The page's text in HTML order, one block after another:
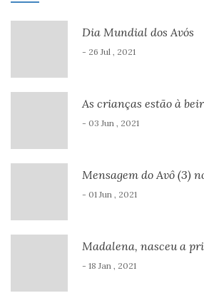
Dia Mundial dos Avós
- 26 Jul , 2021
As crianças estão à
- 03 Jun , 2021
Mensagem do Avô (3)
- 01 Jun , 2021
Madalena, nasceu a
- 18 Jan , 2021